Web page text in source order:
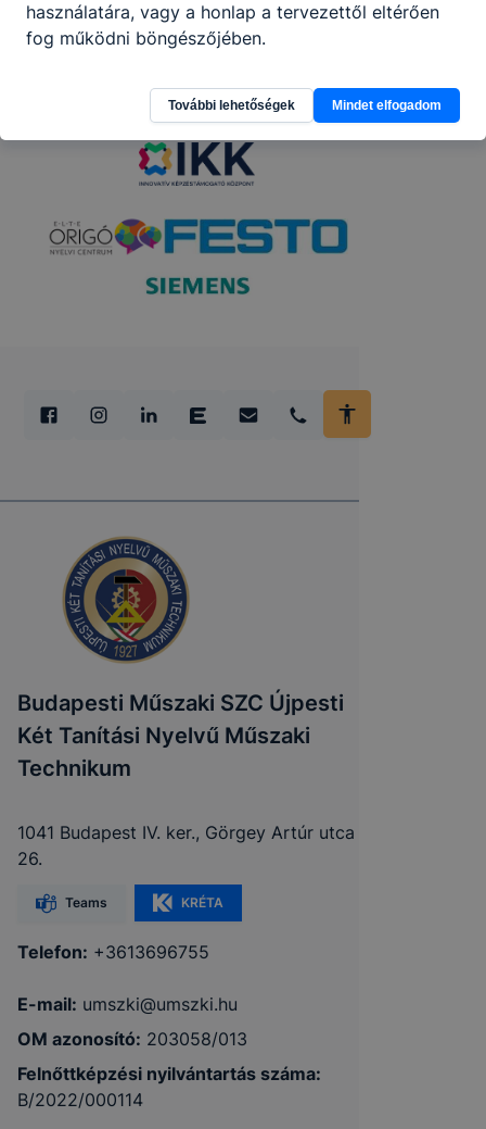
Partnereink
Budapesti Műszaki SZC Újpesti
Két Tanítási Nyelvű Műszaki
Technikum
1041 Budapest IV. ker., Görgey Artúr utca
26.
Teams KRÉTA
Telefon: +3613696755
E-mail: umszki@umszki.hu
OM azonosító: 203058/013
Felnőttképzési nyilvántartás száma:
B/2022/000114
használatára, vagy a honlap a tervezettől eltérően
fog működni böngészőjében.
További lehetőségek Mindet elfogadom